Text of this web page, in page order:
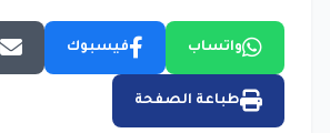
واتساب فيسبوك
طباعة الصفحة